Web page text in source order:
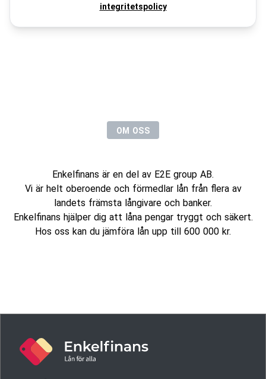
integritetspolicy
OM OSS
Enkelfinans är en del av E2E group AB.
Vi är helt oberoende och förmedlar lån från flera av
landets främsta långivare och banker.
Enkelfinans hjälper dig att låna pengar tryggt och säkert.
Hos oss kan du jämföra lån upp till 600 000 kr.